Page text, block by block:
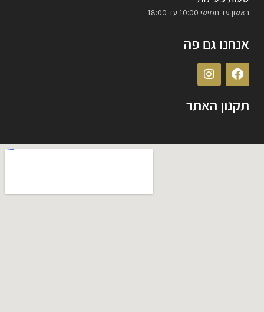
ראשון עד חמישי 10:00 עד 18:00
אנחנו גם פה
תקנון האתר